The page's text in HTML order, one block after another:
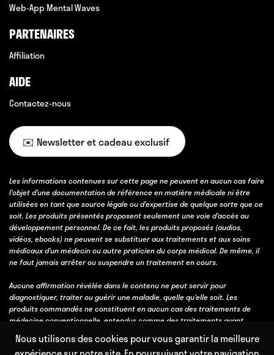
Nous utilisons des cookies pour vous garantir la meilleure
Web-App Mental Waves
PARTENAIRES
Affiliation
AIDE
Contactez-nous
✉️ Newsletter et cadeau exclusif
Les informations contenues sur cette page ne peuvent en aucun cas faire
l’objet d’une documentation de référence en matière médicale ni être
utilisées en tant que source légale ou d’expertise de quelque sorte que ce
soit. Les produits présentés proposent seulement une voie d’accès au
développement personnel. De ce fait, les produits proposés (audios,
vidéos, ebooks) ne peuvent se substituer aux traitements et aux soins
médicaux d’un médecin ou autre praticien du corps médical. De même, il
ne faut jamais arrêter ou suspendre un traitement en cours.
Aucune affirmation révélée dans le contenu ne peut servir pour
diagnostiquer, traiter ou guérir une maladie, quelle qu’elle soit. Les
produits commandés ne constituent en aucun cas des traitements de
médecine conventionnelle, entendus comme des traitements ayant
qu’ils bénéficient d’un consensus professionnel fort obtenu avec l’accord